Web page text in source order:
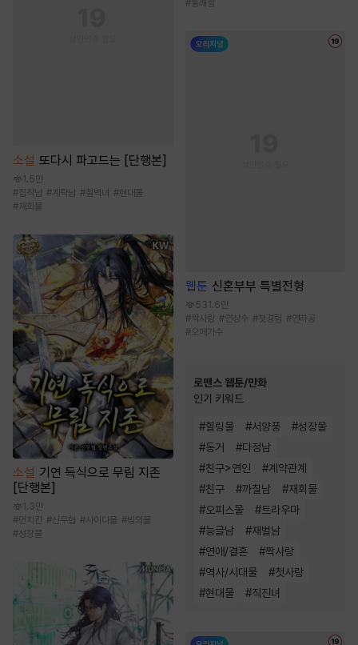
소설 또다시 파고드는 [단행본]
1.5만
#집착남 # 계략남 #철벽녀 #현대물
# 재회물
소설 기연 독식으로 무림 지존
[단행본]
1.3만
#먼치킨 #신무협 #사이다물 #빙의물
#성장물
#통쾌함
웹툰 신혼부부 특별전형
531.6만
#짝사랑 #연상수 #첫경험 #연하공
#오메가수
로맨스 웹툰/만화
인기 키워드
#힐링물 #서양풍 #성장물
#동거 #다정남
#친구>연인 #계약관계
#친구 #까칠남 #재회물
#오피스물 #트라우마
#능글남 #재벌남
#연애/결혼 #짝사랑
#역사/시대물 #첫사랑
#현대물 #직진녀